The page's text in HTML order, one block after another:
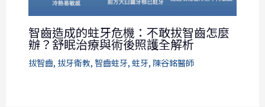
智齒造成的蛀牙危機：不敢拔智齒怎麼
辦？舒眠治療與術後照護全解析
拔智齒, 拔牙衛教,智齒蛀牙,蛀牙, 陳谷銘醫師